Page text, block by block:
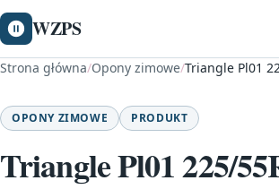
WZPS
Strona główna/Opony zimowe/Triangle Pl01
OPONY ZIMOWE PRODUKT
Triangle Pl01 225/